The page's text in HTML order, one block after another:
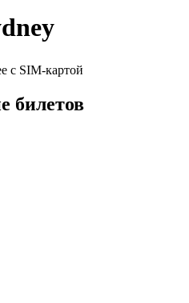
с SIM-картой
билетов